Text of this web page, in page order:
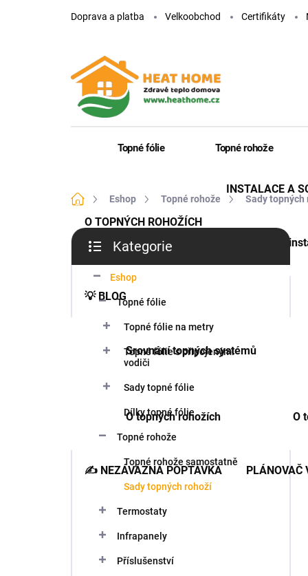
Doprava a platba Velkoobchod Certifikáty
Topné fólie Topné rohože
O TOPNÝCH ROHOŽÍCH
INSTALACE A
Jak
💡 BLOG
Srovnání topných systémů
O topných rohožích O
✍️ NEZÁVAZNÁ POPTÁVKA PLÁNOVAČ
Domů Eshop Topné rohože Sady topných
P
s
kategorie
Kategorie
Eshop
Topné fólie
Topné fólie na metry
Topné fólie s připojenými
vodiči
Sady topné fólie
Dílky topné fólie
Topné rohože
Topné rohože samostatně
Sady topných rohoží
Termostaty
Infrapanely
Příslušenství